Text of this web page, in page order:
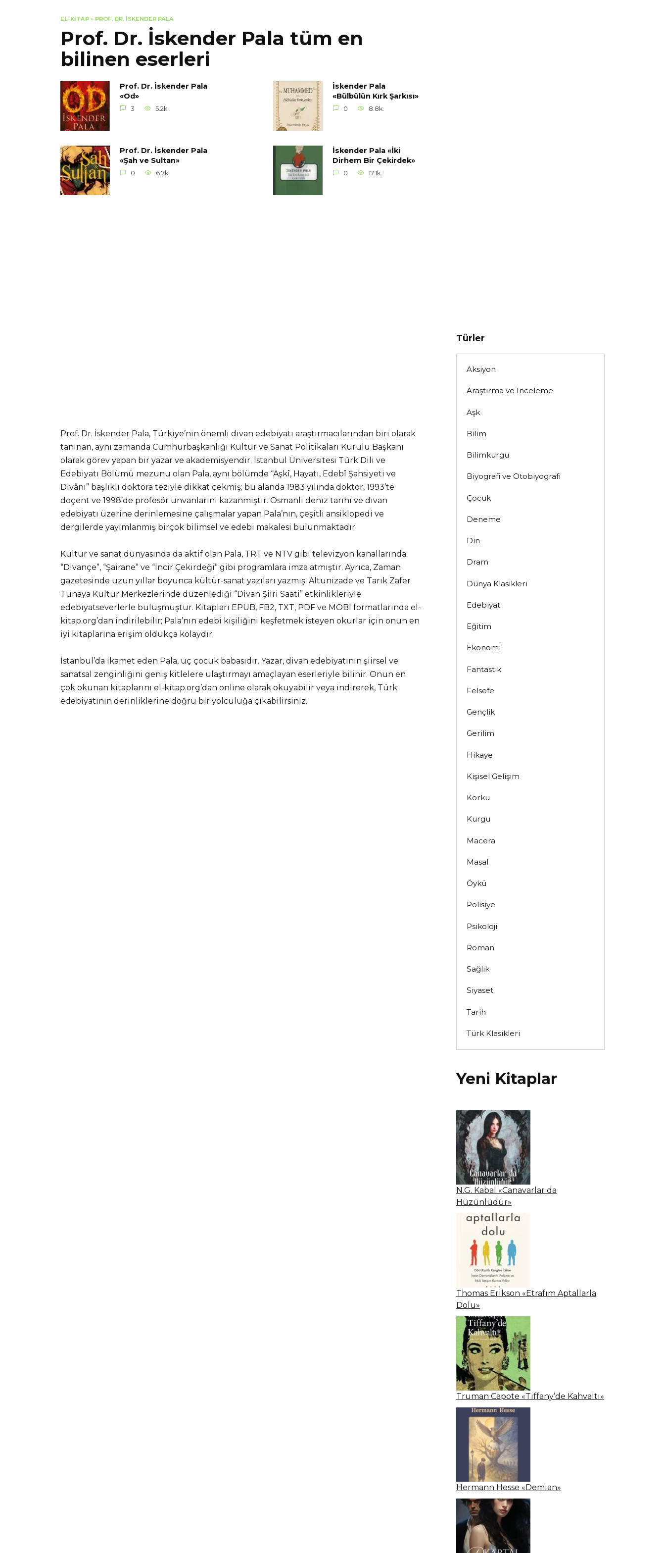
EL-KITAP » PROF. DR. İSKENDER PALA
Prof. Dr. İskender Pala tüm en
bilinen eserleri
Prof. Dr. İskender Pala
«Od»
3 5.2k.
İskender Pala
«Bülbülün Kırk Şarkısı»
0 8.8k.
Prof. Dr. İskender Pala
«Şah ve Sultan»
0 6.7k.
İskender Pala «İki
Dirhem Bir Çekirdek»
0 17.1k.
Prof. Dr. İskender Pala, Türkiye’nin önemli divan edebiyatı araştırmacılarından biri olarak
tanınan, aynı zamanda Cumhurbaşkanlığı Kültür ve Sanat Politikaları Kurulu Başkanı
olarak görev yapan bir yazar ve akademisyendir. İstanbul Üniversitesi Türk Dili ve
Edebiyatı Bölümü mezunu olan Pala, aynı bölümde “Aşkî, Hayatı, Edebî Şahsiyeti ve
Divânı” başlıklı doktora teziyle dikkat çekmiş; bu alanda 1983 yılında doktor, 1993’te
doçent ve 1998’de profesör unvanlarını kazanmıştır. Osmanlı deniz tarihi ve divan
edebiyatı üzerine derinlemesine çalışmalar yapan Pala’nın, çeşitli ansiklopedi ve
dergilerde yayımlanmış birçok bilimsel ve edebi makalesi bulunmaktadır.
Kültür ve sanat dünyasında da aktif olan Pala, TRT ve NTV gibi televizyon kanallarında
“Divançe”, “Şairane” ve “İncir Çekirdeği” gibi programlara imza atmıştır. Ayrıca, Zaman
gazetesinde uzun yıllar boyunca kültür-sanat yazıları yazmış; Altunizade ve Tarık Zafer
Tunaya Kültür Merkezlerinde düzenlediği “Divan Şiiri Saati” etkinlikleriyle
edebiyatseverlerle buluşmuştur. Kitapları EPUB, FB2, TXT, PDF ve MOBI formatlarında el-
kitap.org’dan indirilebilir; Pala’nın edebi kişiliğini keşfetmek isteyen okurlar için onun en
iyi kitaplarına erişim oldukça kolaydır.
İstanbul’da ikamet eden Pala, üç çocuk babasıdır. Yazar, divan edebiyatının şiirsel ve
sanatsal zenginliğini geniş kitlelere ulaştırmayı amaçlayan eserleriyle bilinir. Onun en
çok okunan kitaplarını el-kitap.org’dan online olarak okuyabilir veya indirerek, Türk
edebiyatının derinliklerine doğru bir yolculuğa çıkabilirsiniz.
Türler
Aksiyon
Araştırma ve İnceleme
Aşk
Bilim
Bilimkurgu
Biyografi ve Otobiyografi
Çocuk
Deneme
Din
Dram
Dünya Klasikleri
Edebiyat
Eğitim
Ekonomi
Fantastik
Felsefe
Gençlik
Gerilim
Hikaye
Kişisel Gelişim
Korku
Kurgu
Macera
Masal
Öykü
Polisiye
Psikoloji
Roman
Sağlık
Siyaset
Tarih
Türk Klasikleri
Yeni Kitaplar
N.G. Kabal «Canavarlar da
Hüzünlüdür»
Thomas Erikson «Etrafım Aptallarla
Dolu»
Truman Capote «Tiffany’de Kahvaltı»
Hermann Hesse «Demian»